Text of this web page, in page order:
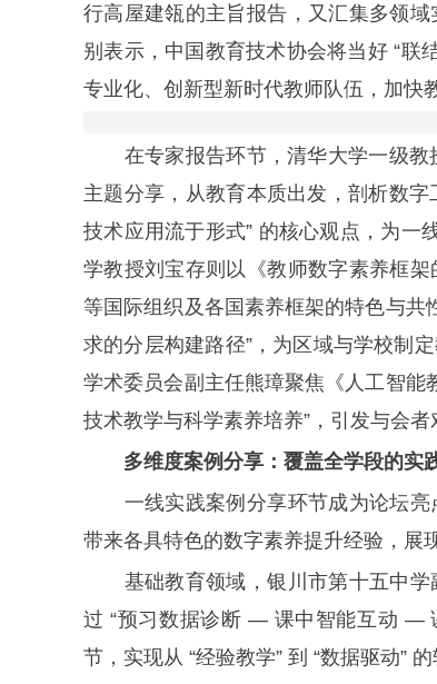
行高屋建瓴的主旨报告，又汇集多领
别表示，中国教育技术协会将当好 “联
专业化、创新型新时代教师队伍，加快
在专家报告环节，清华大学一级教
主题分享，从教育本质出发，剖析数字
技术应用流于形式” 的核心观点，为一
学教授刘宝存则以《教师数字素养框
等国际组织及各国素养框架的特色与共
求的分层构建路径”，为区域与学校制
学术委员会副主任熊璋聚焦《人工智能
技术教学与科学素养培养”，引发与会者
多维度案例分享：覆盖全学段的实
一线实践案例分享环节成为论坛亮
带来各具特色的数字素养提升经验，展
基础教育领域，银川市第十五中学
过 “预习数据诊断 — 课中智能互动 —
节，实现从 “经验教学” 到 “数据驱动”